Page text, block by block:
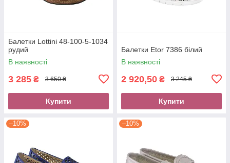
Балетки Lottini 48-100-5-1034
рудий
В наявності
3 285 ₴ 3 650 ₴
Купити
Балетки Etor 7386 білий
В наявності
2 920,50 ₴ 3 245 ₴
Купити
–10% –10%